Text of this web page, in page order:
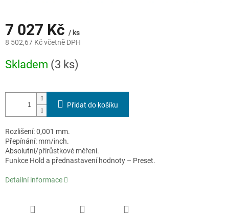
7 027 Kč / ks
8 502,67 Kč včetně DPH
cena:
Skladem (3 ks)
Přidat do košíku
Rozlišení: 0,001 mm.
Přepínání: mm/inch.
Absolutní/přírůstkové měření.
Funkce Hold a přednastavení hodnoty – Preset.
Detailní informace